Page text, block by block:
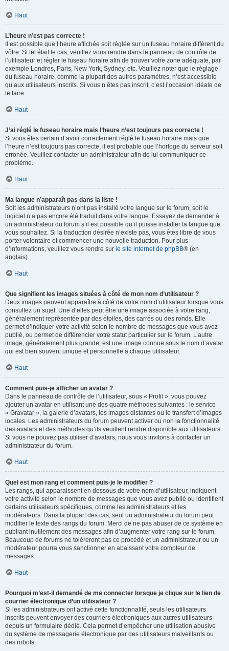
Haut
L’heure n’est pas correcte !
Il est possible que l’heure affichée soit réglée sur un fuseau horaire différent du
vôtre. Si tel était le cas, veuillez vous rendre dans le panneau de contrôle de
l’utilisateur et régler le fuseau horaire afin de trouver votre zone adéquate, par
exemple Londres, Paris, New York, Sydney, etc. Veuillez noter que le réglage
du fuseau horaire, comme la plupart des autres paramètres, n’est accessible
qu’aux utilisateurs inscrits. Si vous n’êtes pas inscrit, c’est l’occasion idéale de
le faire.
Haut
J’ai réglé le fuseau horaire mais l’heure n’est toujours pas correcte !
Si vous êtes certain d’avoir correctement réglé le fuseau horaire mais que
l’heure n’est toujours pas correcte, il est probable que l’horloge du serveur soit
erronée. Veuillez contacter un administrateur afin de lui communiquer ce
problème.
Haut
Ma langue n’apparaît pas dans la liste !
Soit les administrateurs n’ont pas installé votre langue sur le forum, soit le
logiciel n’a pas encore été traduit dans votre langue. Essayez de demander à
un administrateur du forum s’il est possible qu’il puisse installer la langue que
vous souhaitez. Si la traduction désirée n’existe pas, vous êtes libre de vous
porter volontaire et commencer une nouvelle traduction. Pour plus
d’informations, veuillez vous rendre sur le site internet de phpBB® (en
anglais).
Haut
Que signifient les images situées à côté de mon nom d’utilisateur ?
Deux images peuvent apparaître à côté de votre nom d’utilisateur lorsque vous
consultez un sujet. Une d’elles peut être une image associée à votre rang,
généralement représentée par des étoiles, des carrés ou des ronds. Elle
permet d’indiquer votre activité selon le nombre de messages que vous avez
publié, ou permet de différencier votre statut particulier sur le forum. L’autre
image, généralement plus grande, est une image connue sous le nom d’avatar
qui est bien souvent unique et personnelle à chaque utilisateur.
Haut
Comment puis-je afficher un avatar ?
Dans le panneau de contrôle de l’utilisateur, sous « Profil », vous pouvez
ajouter un avatar en utilisant une des quatre méthodes suivantes : le service
« Gravatar », la galerie d’avatars, les images distantes ou le transfert d’images
locales. Les administrateurs du forum peuvent activer ou non la fonctionnalité
des avatars et des méthodes qu’ils veuillent rendre disponible aux utilisateurs.
Si vous ne pouvez pas utiliser d’avatars, nous vous invitons à contacter un
administrateur du forum.
Haut
Quel est mon rang et comment puis-je le modifier ?
Les rangs, qui apparaissent en dessous de votre nom d’utilisateur, indiquent
votre activité selon le nombre de messages que vous avez publié ou identifient
certains utilisateurs spécifiques, comme les administrateurs et les
modérateurs. Dans la plupart des cas, seul un administrateur du forum peut
modifier le texte des rangs du forum. Merci de ne pas abuser de ce système en
publiant inutilement des messages afin d’augmenter votre rang sur le forum.
Beaucoup de forums ne toléreront pas ce procédé et un administrateur ou un
modérateur pourra vous sanctionner en abaissant votre compteur de
messages.
Haut
Pourquoi m’est-il demandé de me connecter lorsque je clique sur le lien de
courrier électronique d’un utilisateur ?
Si les administrateurs ont activé cette fonctionnalité, seuls les utilisateurs
inscrits peuvent envoyer des courriers électroniques aux autres utilisateurs
depuis un formulaire dédié. Cela permet d’empêcher une utilisation abusive
du système de messagerie électronique par des utilisateurs malveillants ou
des robots.